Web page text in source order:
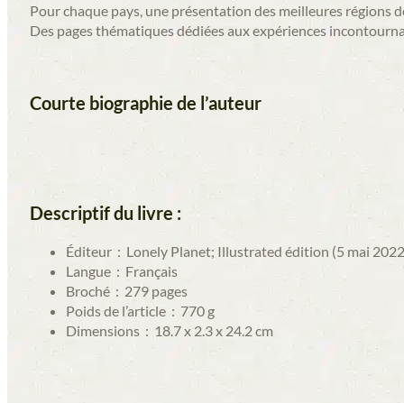
Pour chaque pays, une présentation des meilleures régions
Des pages thématiques dédiées aux expériences
Courte biographie de l’auteur
Descriptif du livre :
Éditeur ‏ : ‎ Lonely Planet; Illustrated édition (5 mai
Langue ‏ : ‎ Français
Broché ‏ : ‎ 279 pages
Poids de l’article ‏ : ‎ 770 g
Dimensions ‏ : ‎ 18.7 x 2.3 x 24.2 cm